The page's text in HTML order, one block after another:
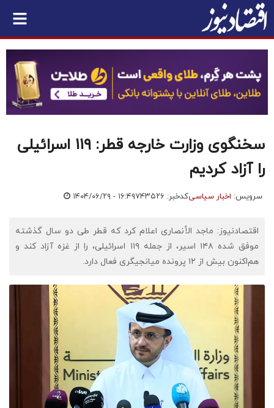
سخنگوی وزارت خارجه قطر: ۱۱۹ اسرائیلی
را آزاد کردیم
سرویس: اخبار سیاسیکدخبر: ۷۴۳۵۲۶ ۱۴۰۴/۰۶/۲۹ - ۱۶:۴۹
اقتصادنیوز: ماجد الأنصاری اعلام کرد که قطر طی دو سال گذشته
موفق شده ۱۴۸ اسیر، از جمله ۱۱۹ اسرائیلی، را از غزه آزاد کند و
هم‌اکنون بیش از ۱۲ پرونده میانجیگری فعال دارد.